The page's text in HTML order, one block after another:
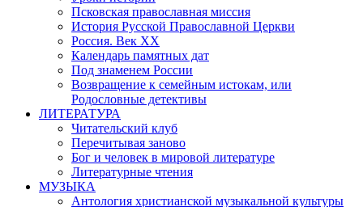
Псковская православная миссия
История Русской Православной Церкви
Россия. Век ХХ
Календарь памятных дат
Под знаменем России
Возвращение к семейным истокам, или
Родословные детективы
ЛИТЕРАТУРА
Читательский клуб
Перечитывая заново
Бог и человек в мировой литературе
Литературные чтения
МУЗЫКА
Антология христианской музыкальной культуры